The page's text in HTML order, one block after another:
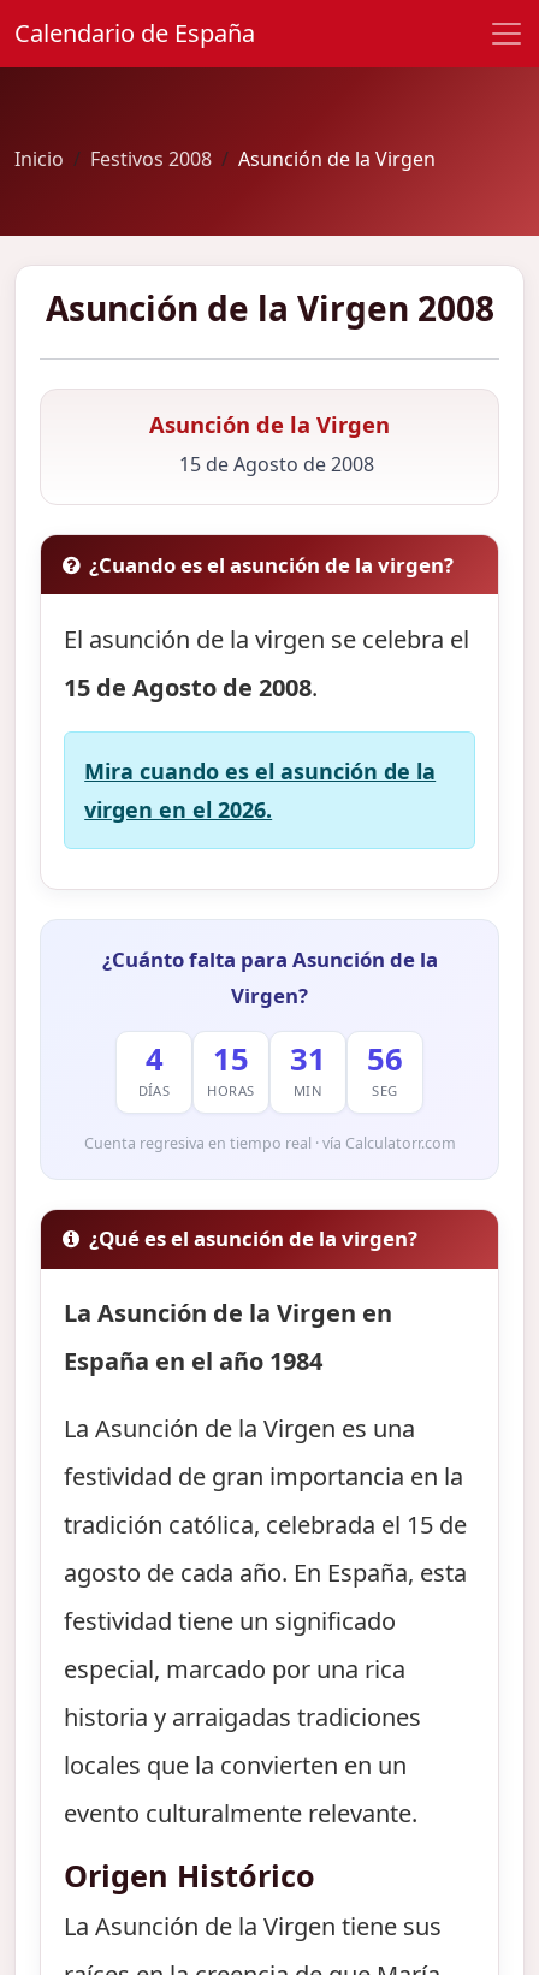
Calendario de España
Inicio Festivos 2008 Asunción de la Virgen
Asunción de la Virgen 2008
Asunción de la Virgen
15 de Agosto de 2008
¿Cuando es el asunción de la virgen?
El asunción de la virgen se celebra el
15 de Agosto de 2008.
Mira cuando es el asunción de la
virgen en el 2026.
¿Cuánto falta para Asunción de la
Virgen?
4
DÍAS
15
HORAS
31
MIN
55
SEG
Cuenta regresiva en tiempo real · vía Calculatorr.com
¿Qué es el asunción de la virgen?
La Asunción de la Virgen en
España en el año 1984
La Asunción de la Virgen es una
festividad de gran importancia en la
tradición católica, celebrada el 15 de
agosto de cada año. En España, esta
festividad tiene un significado
especial, marcado por una rica
historia y arraigadas tradiciones
locales que la convierten en un
evento culturalmente relevante.
Origen Histórico
La Asunción de la Virgen tiene sus